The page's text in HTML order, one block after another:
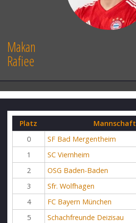
Makan
Rafiee
Platz Mannschaft
0
SF Bad Mergentheim
1
SC Viernheim
2
OSG Baden-Baden
3
Sfr. Wolfhagen
4
FC Bayern München
5
Schachfreunde Deizisau